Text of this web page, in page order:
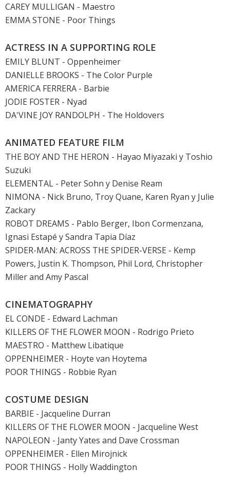
CAREY MULLIGAN - Maestro
EMMA STONE - Poor Things
ACTRESS IN A SUPPORTING ROLE
EMILY BLUNT - Oppenheimer
DANIELLE BROOKS - The Color Purple
AMERICA FERRERA - Barbie
JODIE FOSTER - Nyad
DA'VINE JOY RANDOLPH - The Holdovers
ANIMATED FEATURE FILM
THE BOY AND THE HERON - Hayao Miyazaki y Toshio
Suzuki
ELEMENTAL - Peter Sohn y Denise Ream
NIMONA - Nick Bruno, Troy Quane, Karen Ryan y Julie
Zackary
ROBOT DREAMS - Pablo Berger, Ibon Cormenzana,
Ignasi Estapé y Sandra Tapia Díaz
SPIDER-MAN: ACROSS THE SPIDER-VERSE - Kemp
Powers, Justin K. Thompson, Phil Lord, Christopher
Miller and Amy Pascal
CINEMATOGRAPHY
EL CONDE - Edward Lachman
KILLERS OF THE FLOWER MOON - Rodrigo Prieto
MAESTRO - Matthew Libatique
OPPENHEIMER - Hoyte van Hoytema
POOR THINGS - Robbie Ryan
COSTUME DESIGN
BARBIE - Jacqueline Durran
KILLERS OF THE FLOWER MOON - Jacqueline West
NAPOLEON - Janty Yates and Dave Crossman
OPPENHEIMER - Ellen Mirojnick
POOR THINGS - Holly Waddington